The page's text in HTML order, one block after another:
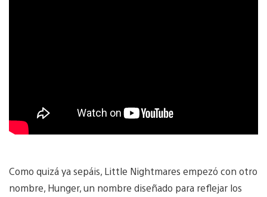
Como quizá ya sepáis, Little Nightmares empezó con otro
nombre, Hunger, un nombre diseñado para reflejar los